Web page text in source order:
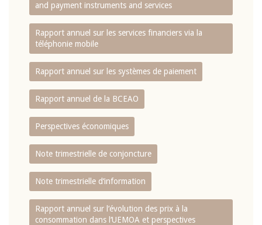
and payment instruments and services
Rapport annuel sur les services financiers via la
téléphonie mobile
Rapport annuel sur les systèmes de paiement
Rapport annuel de la BCEAO
Perspectives économiques
Note trimestrielle de conjoncture
Note trimestrielle d‘information
Rapport annuel sur l‘évolution des prix à la
consommation dans l‘UEMOA et perspectives